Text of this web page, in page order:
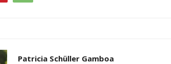
Patricia Schüller Gamboa